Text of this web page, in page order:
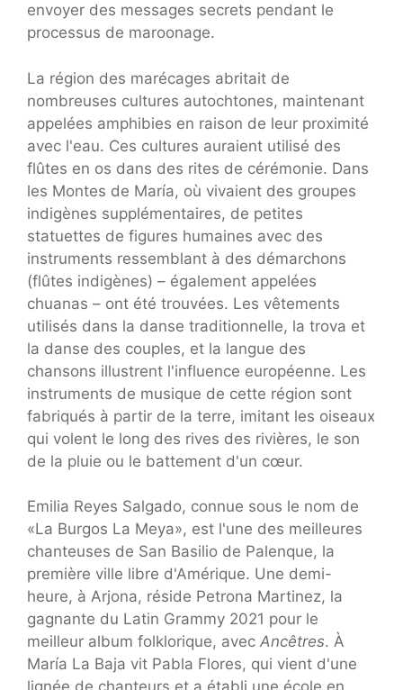
envoyer des messages secrets pendant le
processus de maroonage.
La région des marécages abritait de
nombreuses cultures autochtones, maintenant
appelées amphibies en raison de leur proximité
avec l'eau. Ces cultures auraient utilisé des
flûtes en os dans des rites de cérémonie. Dans
les Montes de María, où vivaient des groupes
indigènes supplémentaires, de petites
statuettes de figures humaines avec des
instruments ressemblant à des démarchons
(flûtes indigènes) – également appelées
chuanas – ont été trouvées. Les vêtements
utilisés dans la danse traditionnelle, la trova et
la danse des couples, et la langue des
chansons illustrent l'influence européenne. Les
instruments de musique de cette région sont
fabriqués à partir de la terre, imitant les oiseaux
qui volent le long des rives des rivières, le son
de la pluie ou le battement d'un cœur.
Emilia Reyes Salgado, connue sous le nom de
«La Burgos La Meya», est l'une des meilleures
chanteuses de San Basilio de Palenque, la
première ville libre d'Amérique. Une demi-
heure, à Arjona, réside Petrona Martinez, la
gagnante du Latin Grammy 2021 pour le
meilleur album folklorique, avec Ancêtres. À
María La Baja vit Pabla Flores, qui vient d'une